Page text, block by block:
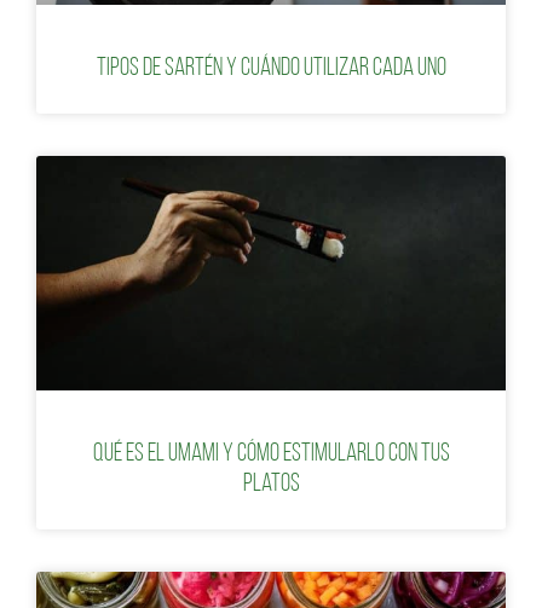
Tipos de sartén y cuándo utilizar cada uno
Qué es el umami y cómo estimularlo con tus
platos